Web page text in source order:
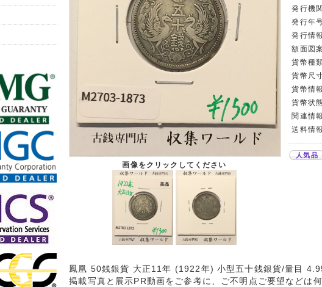
画像をクリックしてください
発行機
発行年
発行情
額面図
貨幣種
貨幣尺
貨幣情
貨幣状
関連情
送料情
人気品
鳳凰 50銭銀貨 大正11年 (1922年) 小型五十銭銀貨/量目
掲載写真と展示PR動画をご参考に、ご不明点ご要望などは